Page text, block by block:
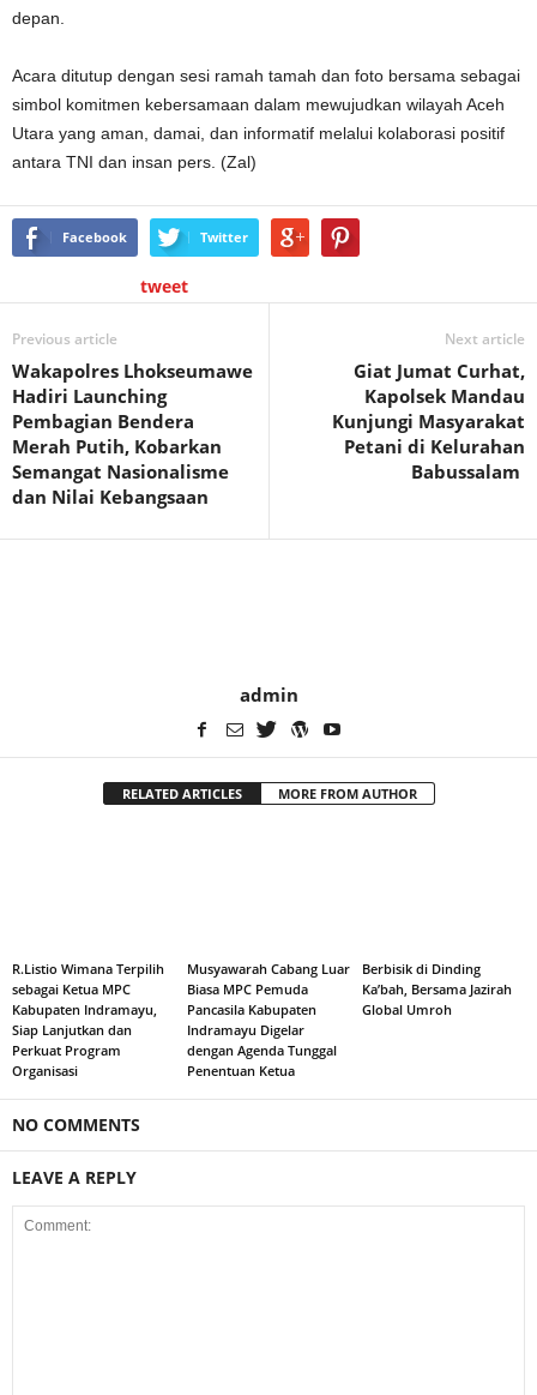
depan.
‎Acara ditutup dengan sesi ramah tamah dan foto bersama sebagai
simbol komitmen kebersamaan dalam mewujudkan wilayah Aceh
Utara yang aman, damai, dan informatif melalui kolaborasi positif
antara TNI dan insan pers. (Zal)
Facebook Twitter
tweet
Previous article
Wakapolres Lhokseumawe
Hadiri Launching
Pembagian Bendera
Merah Putih, Kobarkan
Semangat Nasionalisme
dan Nilai Kebangsaan
Next article
Giat Jumat Curhat,
Kapolsek Mandau
Kunjungi Masyarakat
Petani di Kelurahan
Babussalam
admin
RELATED ARTICLES MORE FROM AUTHOR
R.Listio Wimana Terpilih
sebagai Ketua MPC
Kabupaten Indramayu,
Siap Lanjutkan dan
Perkuat Program
Organisasi
Musyawarah Cabang Luar
Biasa MPC Pemuda
Pancasila Kabupaten
Indramayu Digelar
dengan Agenda Tunggal
Penentuan Ketua
Berbisik di Dinding
Ka’bah, Bersama Jazirah
Global Umroh
NO COMMENTS
LEAVE A REPLY